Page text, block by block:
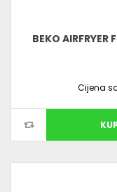
BEKO AIRFRYER
Cijena